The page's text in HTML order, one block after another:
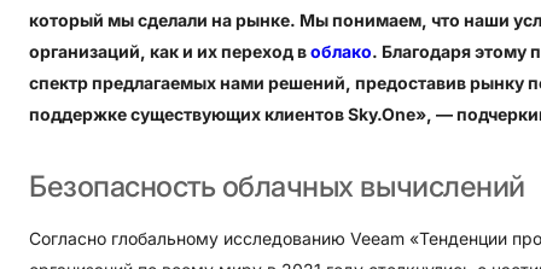
который мы сделали на рынке. Мы понимаем, что наши
организаций, как и их переход воблако. Благодаря этому
спектр предлагаемых нами решений, предоставив рынку
поддержке существующих клиентов Sky.One», —
Безопасность облачных вычислений
Согласно глобальному исследованию Veeam «Тенденции